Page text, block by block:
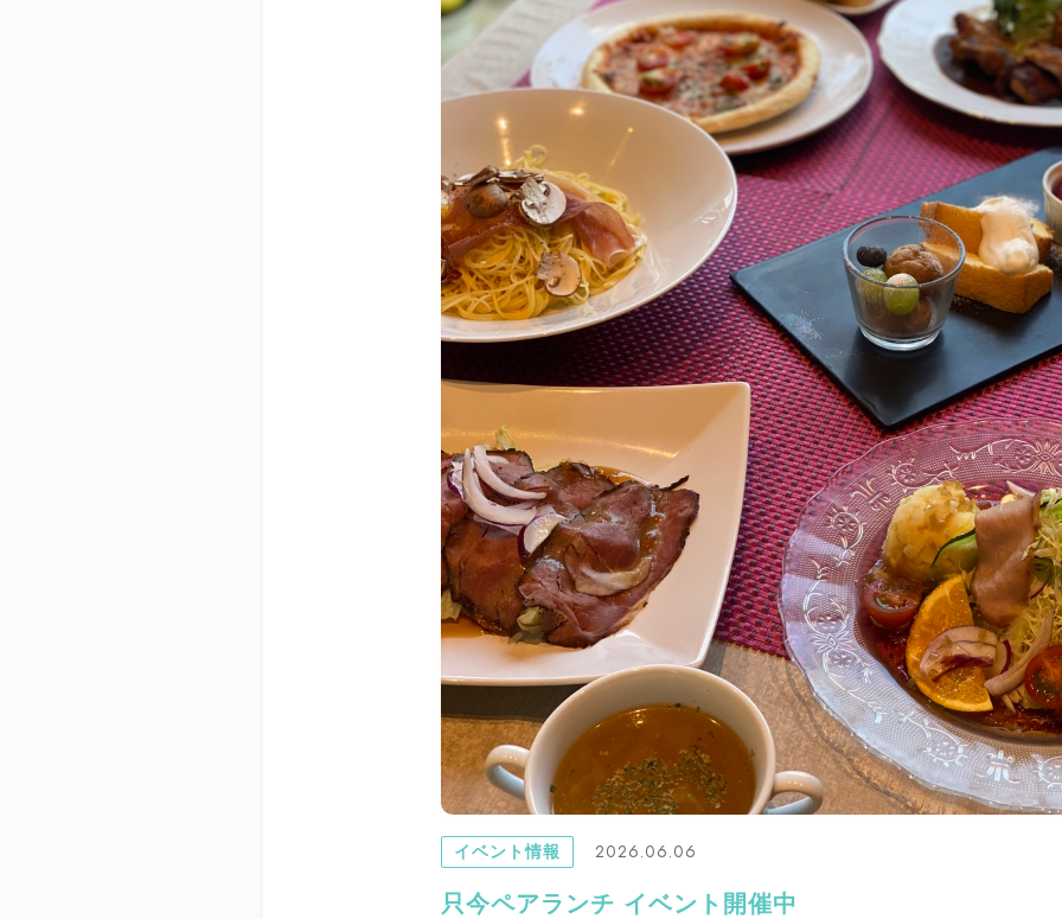
イベント情報 2026.06.06
只今ペアランチ イベント開催中